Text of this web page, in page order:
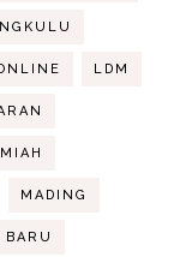
LDM
MADING
BARU